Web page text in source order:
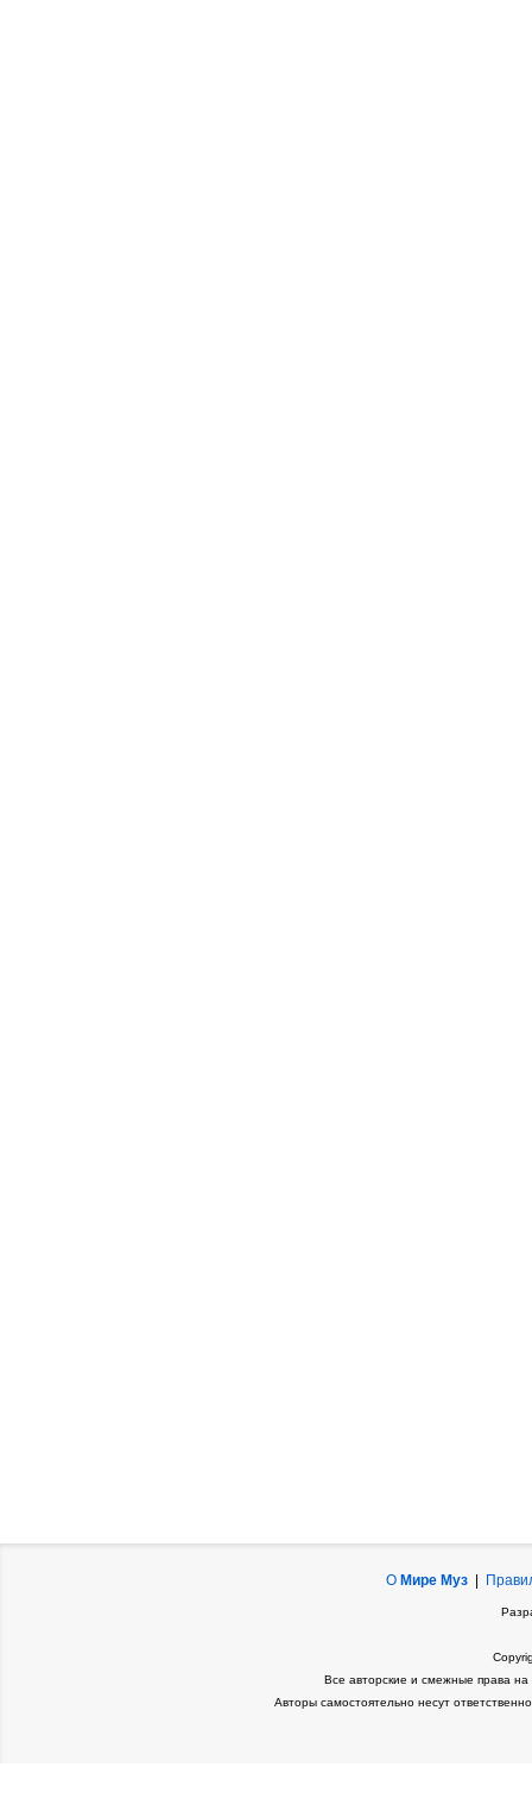
О Мире Муз|
Все авторские и смежные права
Авторы самостоятельно несут